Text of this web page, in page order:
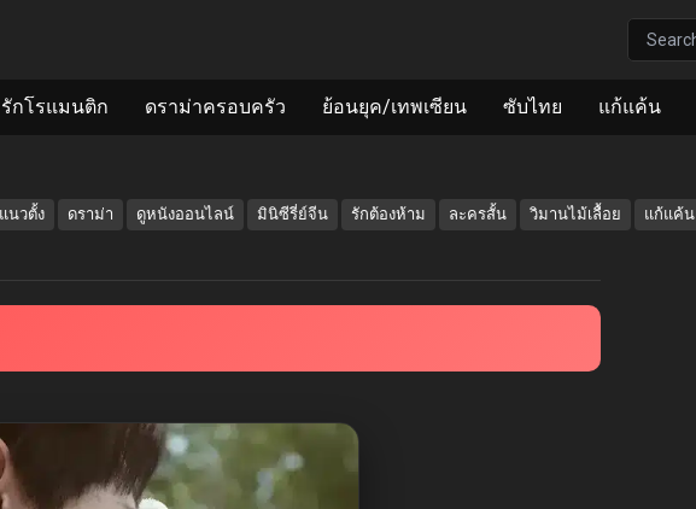
รักโรแมนติก ดราม่าครอบครัว ย้อนยุค/เทพเซียน ซับไทย แก้แค้น
นวตั้ง ดราม่า ดูหนังออนไลน์ มินิซีรี่ย์จีน รักต้องห้าม ละครสั้น วิมานไม้เลื้อย แก้แค้น